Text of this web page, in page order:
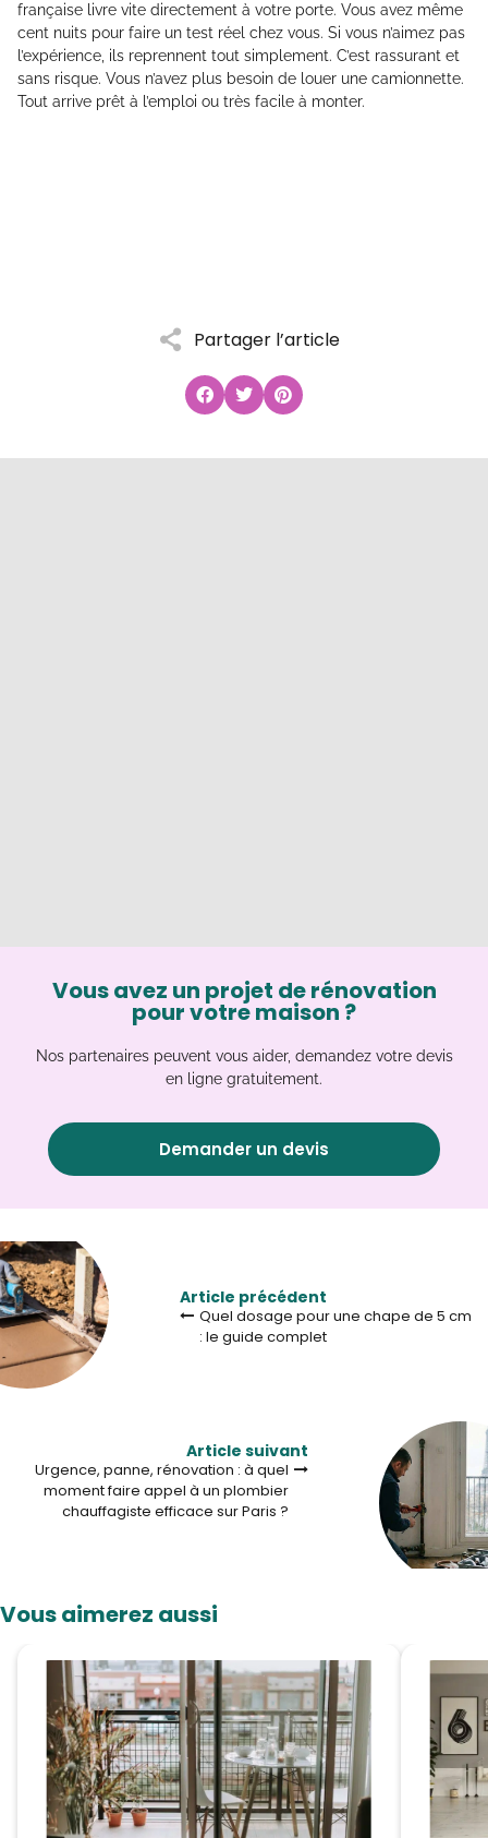
Partager l’article
française livre vite directement à votre porte. Vous avez même
cent nuits pour faire un test réel chez vous. Si vous n’aimez pas
l’expérience, ils reprennent tout simplement. C’est rassurant et
sans risque. Vous n’avez plus besoin de louer une camionnette.
Tout arrive prêt à l’emploi ou très facile à monter.
Vous avez un projet de rénovation
pour votre maison ?
Nos partenaires peuvent vous aider, demandez votre devis
en ligne gratuitement.
Demander un devis
Article précédent
Quel dosage pour une chape de 5 cm
: le guide complet
Article suivant
Urgence, panne, rénovation : à quel
moment faire appel à un plombier
chauffagiste efficace sur Paris ?
Vous aimerez aussi